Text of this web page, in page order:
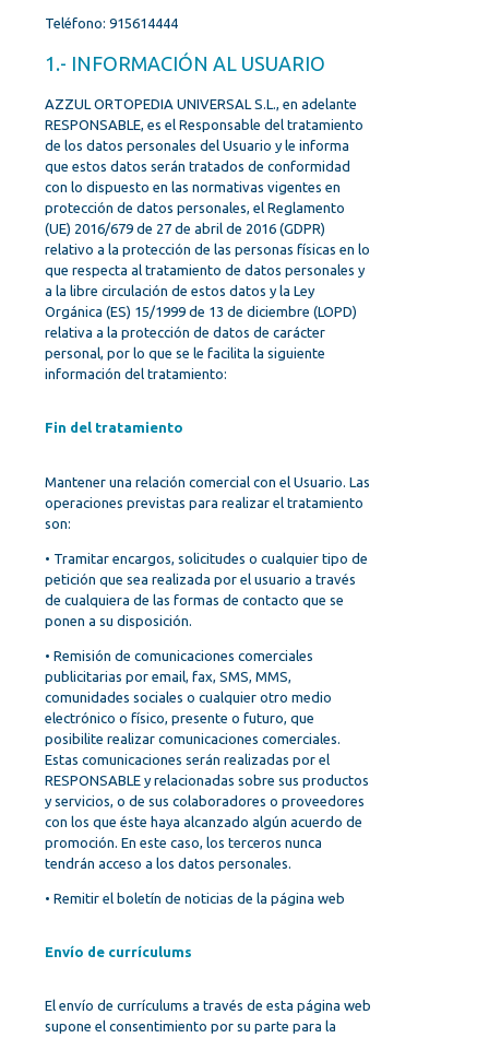
Teléfono: 915614444
1.- INFORMACIÓN AL USUARIO
AZZUL ORTOPEDIA UNIVERSAL S.L., en adelante
RESPONSABLE, es el Responsable del tratamiento
de los datos personales del Usuario y le informa
que estos datos serán tratados de conformidad
con lo dispuesto en las normativas vigentes en
protección de datos personales, el Reglamento
(UE) 2016/679 de 27 de abril de 2016 (GDPR)
relativo a la protección de las personas físicas en lo
que respecta al tratamiento de datos personales y
a la libre circulación de estos datos y la Ley
Orgánica (ES) 15/1999 de 13 de diciembre (LOPD)
relativa a la protección de datos de carácter
personal, por lo que se le facilita la siguiente
información del tratamiento:
Fin del tratamiento
Mantener una relación comercial con el Usuario. Las
operaciones previstas para realizar el tratamiento
son:
• Tramitar encargos, solicitudes o cualquier tipo de
petición que sea realizada por el usuario a través
de cualquiera de las formas de contacto que se
ponen a su disposición.
• Remisión de comunicaciones comerciales
publicitarias por email, fax, SMS, MMS,
comunidades sociales o cualquier otro medio
electrónico o físico, presente o futuro, que
posibilite realizar comunicaciones comerciales.
Estas comunicaciones serán realizadas por el
RESPONSABLE y relacionadas sobre sus productos
y servicios, o de sus colaboradores o proveedores
con los que éste haya alcanzado algún acuerdo de
promoción. En este caso, los terceros nunca
tendrán acceso a los datos personales.
• Remitir el boletín de noticias de la página web
Envío de currículums
El envío de currículums a través de esta página web
supone el consentimiento por su parte para la